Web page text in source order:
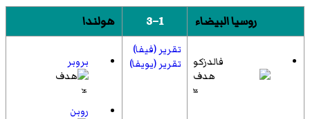
روسيا البيضاء
1–3 هولندا
فالدزكو
55'
تقرير (فيفا)
تقرير (يويفا)
بروبر
25'
روبن